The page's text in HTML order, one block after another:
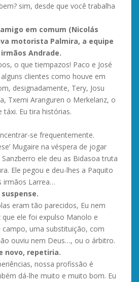
sim, desde que você trabalha
em comum (Nicolás
motorista Palmira, a equipe
Andrade.
o que tiempazos! Paco e José
clientes como houve em
designadamente, Tery, Josu
Txemi Aranguren o Merkelanz, o
Eu tira histórias.
se frequentemente.
Mugaire na véspera de jogar
ele deu as Bidasoa truta
Ele pegou e deu-lhes a Paquito
irmãos Larrea…
eram tão parecidos, Eu nem
que ele foi expulso Manolo e
uma substituição, com
ouviu nem Deus…, ou o árbitro.
novo, repetiria.
nossa profissão é
dá-lhe muito e muito bom. Eu